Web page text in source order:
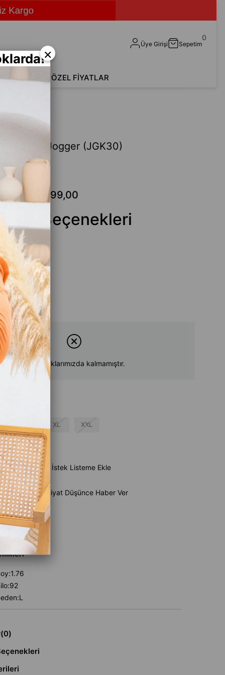
Üye Girişi Sepetim
0
AksesuarÖZEL FİYATLAR
Kalıp Jogger (JGK30)
₺299,00
Seçenekleri
Ürün stoklarımızda kalmamıştır.
XL XXL
Ekle İstek Listeme Ekle
Fiyat Düşünce Haber Ver
Ver
(0)
×